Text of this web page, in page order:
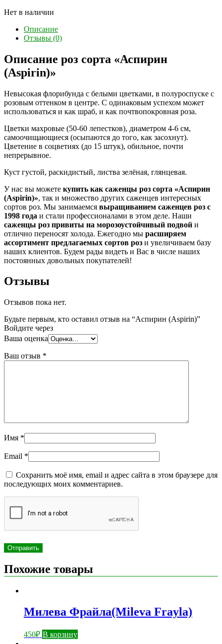
Нет в наличии
Описание
Отзывы (0)
Описание роз сорта «Аспирин
(Aspirin)»
Невысокая флорибунда с белыми цветками, в полуроспуске с
розовым оттенком в центре. С одинаковым успехом может
использоваться и как шраб, и как почтвопокровная роза.
Цветки махровые (50-60 лепестков), диаметром 4-6 см,
самоочищающиеся (осыпаются до того, как засохнут).
Цветение в соцветиях (до 15 штук), обильное, почти
непрерывное.
Куст густой, раскидистый, листва зелёная, глянцевая.
У нас вы можете купить как саженцы роз сорта «Аспирин
(Aspirin)», так и множество других саженцев интересных
сортов роз. Мы занимаемся выращиванием саженцев роз с
1998 года и стали профессионалами в этом деле. Наши
саженцы роз привиты на морозоустойчивый подвой и
отлично переносят холода. Ежегодно мы расширяем
ассортимент предлагаемых сортов роз и увеличиваем базу
наших клиентов. Будем рады видеть и Вас в числе наших
постоянных довольных покупателей!
Отзывы
Отзывов пока нет.
Будьте первым, кто оставил отзыв на “Аспирин (Aspirin)”
Войдите через
Ваша оценка
Ваш отзыв *
Имя *
Email *
Сохранить моё имя, email и адрес сайта в этом браузере для
последующих моих комментариев.
Похожие товары
Милева Фрайла(Mileva Frayla)
450₽ В корзину